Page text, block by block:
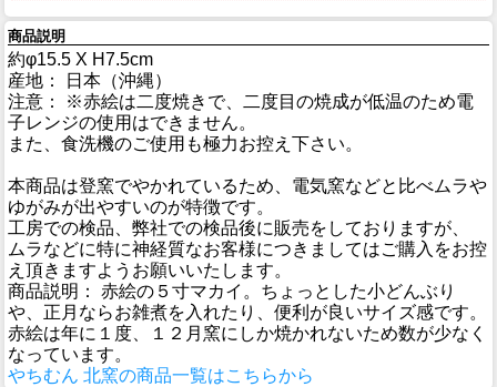
商品説明
約φ15.5 X H7.5cm
産地： 日本（沖縄）
注意： ※赤絵は二度焼きで、二度目の焼成が低温のため電
子レンジの使用はできません。
また、食洗機のご使用も極力お控え下さい。
本商品は登窯でやかれているため、電気窯などと比べムラや
ゆがみが出やすいのが特徴です。
工房での検品、弊社での検品後に販売をしておりますが、
ムラなどに特に神経質なお客様につきましてはご購入をお控
え頂きますようお願いいたします。
商品説明： 赤絵の５寸マカイ。ちょっとした小どんぶり
や、正月ならお雑煮を入れたり、便利が良いサイズ感です。
赤絵は年に１度、１２月窯にしか焼かれないため数が少なく
なっています。
やちむん 北窯の商品一覧はこちらから